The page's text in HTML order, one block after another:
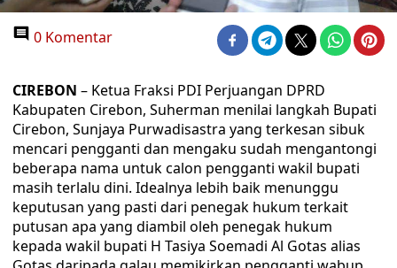
0 Komentar
CIREBON – Ketua Fraksi PDI Perjuangan DPRD
Kabupaten Cirebon, Suherman menilai langkah Bupati
Cirebon, Sunjaya Purwadisastra yang terkesan sibuk
mencari pengganti dan mengaku sudah mengantongi
beberapa nama untuk calon pengganti wakil bupati
masih terlalu dini. Idealnya lebih baik menunggu
keputusan yang pasti dari penegak hukum terkait
putusan apa yang diambil oleh penegak hukum
kepada wakil bupati H Tasiya Soemadi Al Gotas alias